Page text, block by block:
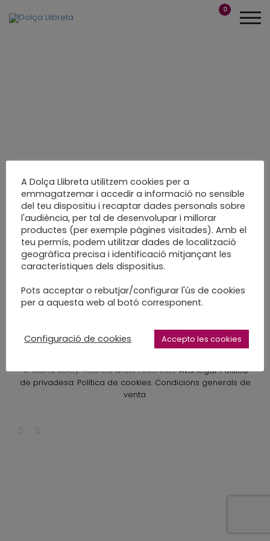
0
És temps d’olives!!!
Fotografia
LEARN MORE
© Marta Soley. Tots els drets reservats.Avís legal.Política
de privadesa. Política de cookies. Condicions generals de
venta.
A Dolça Llibreta utilitzem cookies per a
emmagatzemar i accedir a informació no sensible
del teu dispositiu i recaptar dades personals sobre
l'audiència, per tal de desenvolupar i millorar
productes (per exemple pàgines visitades). Amb el
teu permís, podem utilitzar dades de localització
geogràfica precisa i identificació mitjançant les
característiques dels dispositius.
Pots acceptar o rebutjar/configurar l'ús de cookies
per a aquesta web al botó corresponent.
Configuració de cookies Accepto les cookies